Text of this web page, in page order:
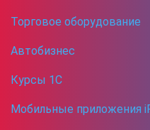
Торговое оборудование
Автобизнес
Курсы 1С
Мобильные приложения